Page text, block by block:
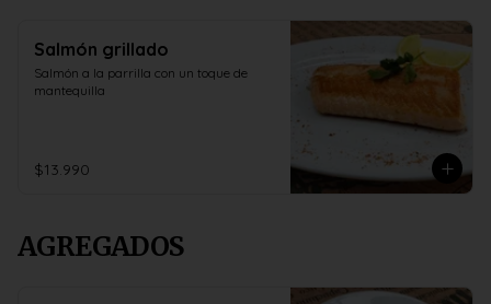
Salmón grillado
Salmón a la parrilla con un toque de
mantequilla
$13.990
AGREGADOS